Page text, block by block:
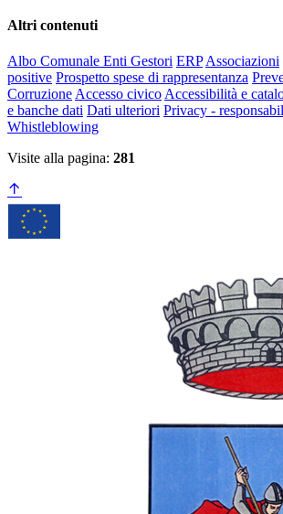
Altri contenuti
Albo Comunale Enti Gestori ERP Associazioni
positive Prospetto spese di rappresentanza
Corruzione Accesso civico Accessibilità e
e banche dati Dati ulteriori Privacy -
Whistleblowing
Visite alla pagina: 281